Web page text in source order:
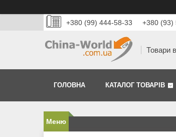
+380 (99) 444-58-33 +380 (93)
Товари
ГОЛОВНА КАТАЛОГ ТОВАРІВ